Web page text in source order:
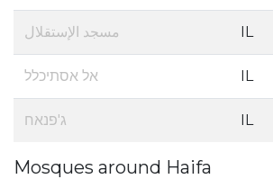
مسجد الإستقلال IL
אל אסתיכלל IL
ג'פנאח IL
Mosques around Haifa